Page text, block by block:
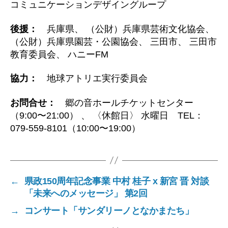
コミュニケーションデザイングループ
後援：
兵庫県、 （公財）兵庫県芸術文化協会、
（公財）兵庫県園芸・公園協会、 三田市、 三田市
教育委員会、 ハニーFM
協力： 地球アトリエ実行委員会
お問合せ：
郷の音ホールチケットセンター
（9:00〜21:00） 、 〈休館日〉 水曜日 TEL：
079-559-8101（10:00〜19:00）
←
県政150周年記念事業 中村 桂子 x 新宮 晋 対談
「未来へのメッセージ」 第2回
→
コンサート「サンダリーノとなかまたち」